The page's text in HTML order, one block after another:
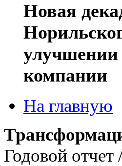
Новая
улучшении
компании
На главную
Годовой отчет